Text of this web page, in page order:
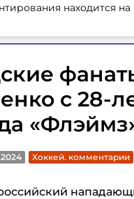
находится
с 28-
Хоккей. комментарии